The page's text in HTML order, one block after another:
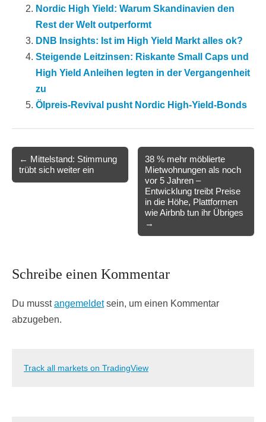
Nordic High Yield: Warum Skandinavien den
Rest der Welt outperformt
DNB Insights: Ist im High Yield Markt alles ok?
Steigende Leitzinsen: Riskante Small Caps und
High Yield Anleihen legten in der Vergangenheit
zu
Ölpreis-Revival pusht Nordic High-Yield-Bonds
navigation
← Mittelstand: Stimmung
trübt sich weiter ein
38 % mehr möblierte
Mietwohnungen als noch
vor 5 Jahren –
Entwicklung treibt Preise
in die Höhe, Plattformen
wie Airbnb tun ihr Übriges
→
Schreibe einen Kommentar
Du musstangemeldetsein, um einen Kommentar
abzugeben.
Track all markets on TradingView